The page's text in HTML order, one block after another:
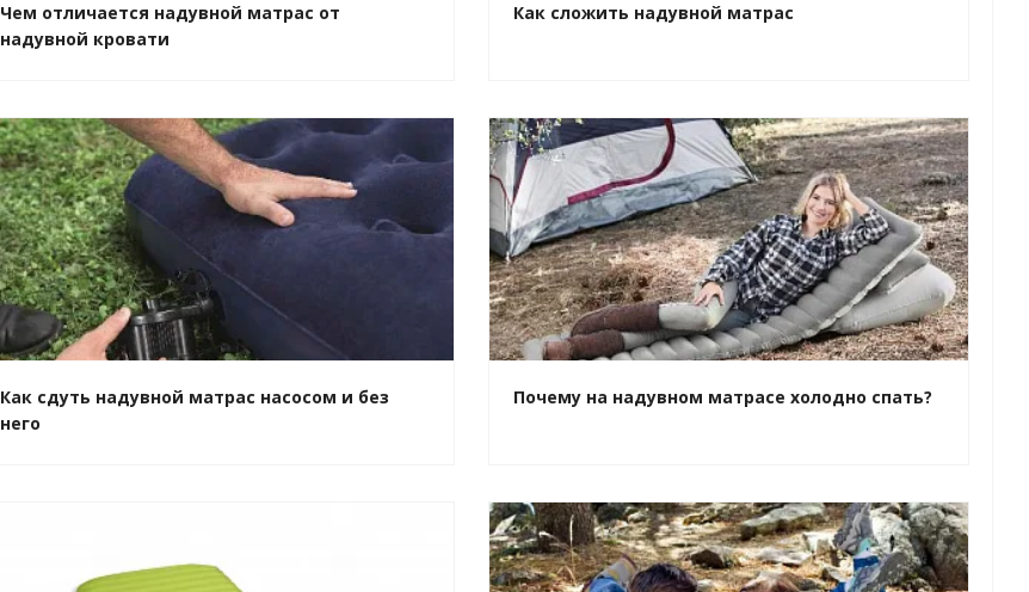
Чем отличается надувной матрас от
надувной кровати
Как сложить надувной матрас
Как сдуть надувной матрас насосом и без
него
Почему на надувном матрасе холодно спать?